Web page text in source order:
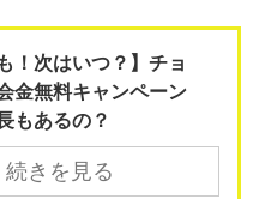
！次はいつ？】チョ
金無料キャンペーン
もあるの？
続きを見る